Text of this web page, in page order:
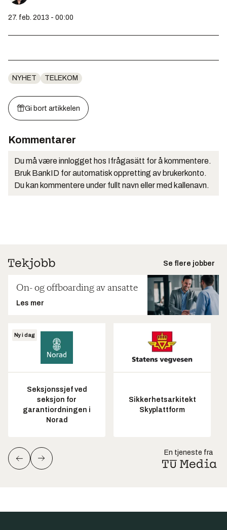
27. feb. 2013 - 00:00
NYHET TELEKOM
Gi bort artikkelen
Kommentarer
Du må være innlogget hos Ifrågasätt for å kommentere.
Bruk BankID for automatisk oppretting av brukerkonto.
Du kan kommentere under fullt navn eller med kallenavn.
Se flere jobber
On- og offboarding av ansatte
Les mer
Ny i dag
Seksjonssjef ved
seksjon for
garantiordningen i
Norad
Sikkerhetsarkitekt
Skyplattform
En tjeneste fra